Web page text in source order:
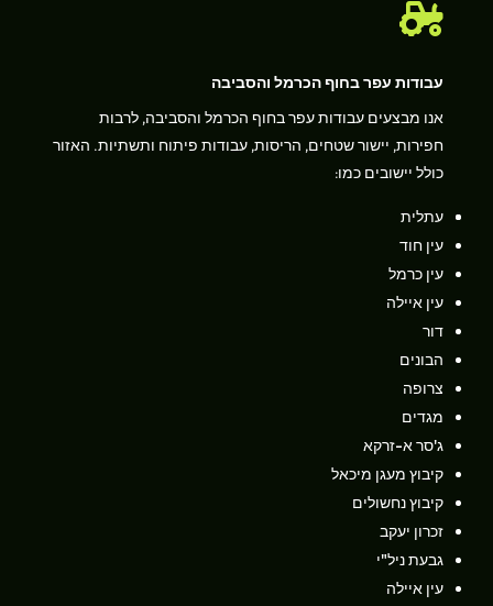

עבודות עפר בחוף הכרמל והסביבה
אנו מבצעים עבודות עפר בחוף הכרמל והסביבה, לרבות
חפירות, יישור שטחים, הריסות, עבודות פיתוח ותשתיות. האזור
כולל יישובים כמו:
עתלית
עין חוד
עין כרמל
עין איילה
דור
הבונים
צרופה
מגדים
ג'סר א-זרקא
קיבוץ מעגן מיכאל
קיבוץ נחשולים
זכרון יעקב
גבעת ניל"י
עין איילה